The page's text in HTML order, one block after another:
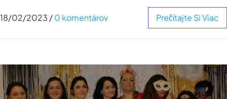
18/02/2023 /0 komentárov Prečítajte Si Viac